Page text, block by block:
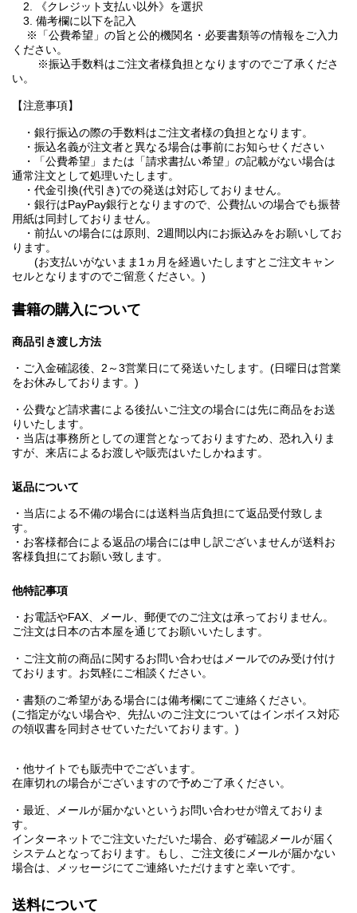
2. 《クレジット支払い以外》を選択
3. 備考欄に以下を記入
※「公費希望」の旨と公的機関名・必要書類等の情報をご入力
ください。
※振込手数料はご注文者様負担となりますのでご了承くださ
い。
【注意事項】
・銀行振込の際の手数料はご注文者様の負担となります。
・振込名義が注文者と異なる場合は事前にお知らせください
・「公費希望」または「請求書払い希望」の記載がない場合は
通常注文として処理いたします。
・代金引換(代引き)での発送は対応しておりません。
・銀行はPayPay銀行となりますので、公費払いの場合でも振替
用紙は同封しておりません。
・前払いの場合には原則、2週間以内にお振込みをお願いしてお
ります。
(お支払いがないまま1ヵ月を経過いたしますとご注文キャン
セルとなりますのでご留意ください。)
書籍の購入について
商品引き渡し方法
・ご入金確認後、2～3営業日にて発送いたします。(日曜日は営業
をお休みしております。)
・公費など請求書による後払いご注文の場合には先に商品をお送
りいたします。
・当店は事務所としての運営となっておりますため、恐れ入りま
すが、来店によるお渡しや販売はいたしかねます。
返品について
・当店による不備の場合には送料当店負担にて返品受付致しま
す。
・お客様都合による返品の場合には申し訳ございませんが送料お
客様負担にてお願い致します。
他特記事項
・お電話やFAX、メール、郵便でのご注文は承っておりません。
ご注文は日本の古本屋を通じてお願いいたします。
・ご注文前の商品に関するお問い合わせはメールでのみ受け付け
ております。お気軽にご相談ください。
・書類のご希望がある場合には備考欄にてご連絡ください。
(ご指定がない場合や、先払いのご注文についてはインボイス対応
の領収書を同封させていただいております。)
・他サイトでも販売中でございます。
在庫切れの場合がございますので予めご了承ください。
・最近、メールが届かないというお問い合わせが増えておりま
す。
インターネットでご注文いただいた場合、必ず確認メールが届く
システムとなっております。もし、ご注文後にメールが届かない
場合は、メッセージにてご連絡いただけますと幸いです。
送料について